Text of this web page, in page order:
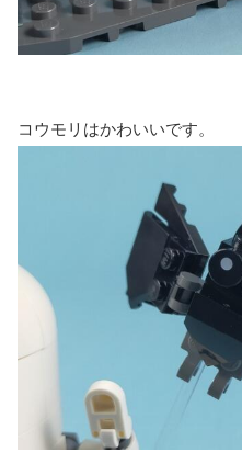
コウモリはかわいいです。